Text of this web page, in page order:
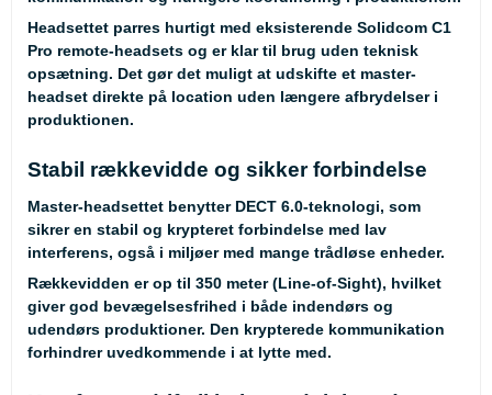
Headsettet parres hurtigt med eksisterende Solidcom C1
Pro remote-headsets og er klar til brug uden teknisk
opsætning. Det gør det muligt at udskifte et master-
headset direkte på location uden længere afbrydelser i
produktionen.
Stabil rækkevidde og sikker forbindelse
Master-headsettet benytter DECT 6.0-teknologi, som
sikrer en stabil og krypteret forbindelse med lav
interferens, også i miljøer med mange trådløse enheder.
Rækkevidden er op til 350 meter (Line-of-Sight), hvilket
giver god bevægelsesfrihed i både indendørs og
udendørs produktioner. Den krypterede kommunikation
forhindrer uvedkommende i at lytte med.